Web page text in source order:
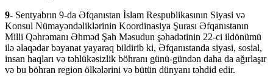
9- Sentyabrın 9-da Əfqanıstan İslam Respublikasının Siyasi və
Konsul Nümayəndəliklərinin Koordinasiya Şurası Əfqanıstanın
Milli Qəhrəmanı Əhməd Şah Məsudun şəhadətinin 22-ci ildönümü
ilə əlaqədar bəyanat yayaraq bildirib ki, Əfqanıstanda siyasi, sosial,
insan haqları və təhlükəsizlik böhranı günü-gündən daha da ağırlaşır
və bu böhran region ölkələrini və bütün dünyanı təhdid edir.